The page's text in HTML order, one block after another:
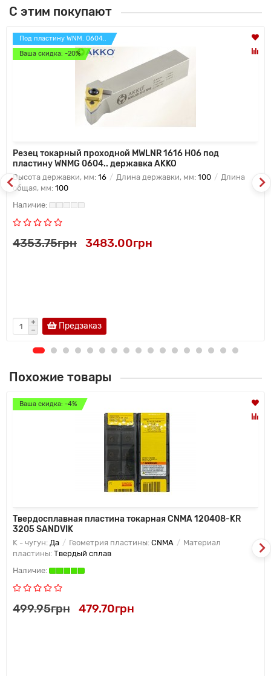
С этим покупают
Под пластину WNM. 0604..
Ваша скидка: -20%
Резец токарный проходной MWLNR 1616 H06 под
пластину WNMG 0604.. державка AKKO
Высота державки, мм: 16 Длина державки, мм: 100
Длина
общая, мм: 100
4353.75грн 3483.00грн
Предзаказ
Похожие товары
Ваша скидка: -4%
Твердосплавная пластина токарная CNMA 120408-KR
3205 SANDVIK
K - чугун: Да Геометрия пластины: CNMA
Материал
пластины: Твердый сплав
499.95грн 479.70грн